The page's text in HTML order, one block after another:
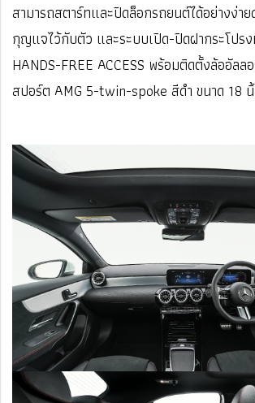
สามารถสตาร์ทและปิดล็อกรถยนต์ได้อย่างง่า
กุญแจไว้กับตัว และระบบเปิด-ปิดฝากระโปร
HANDS-FREE ACCESS พร้อมติดตั้งล้ออัลล
สปอร์ต AMG 5-twin-spoke สีดำ ขนาด 18